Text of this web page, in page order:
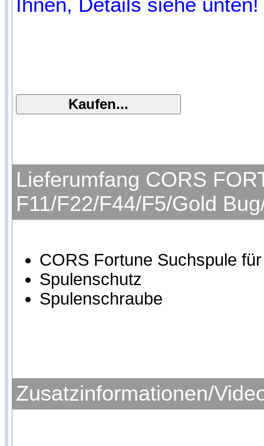
Ihnen, Details siehe unten!
Lieferumfang CORS
F11/F22/F44/F5/Gold
CORS Fortune Suchspule
Spulenschutz
Spulenschraube
Zusatzinformationen/